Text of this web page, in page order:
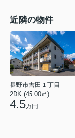
近隣の物件
長野市吉田１丁目
2DK (45.00㎡)
4.5万円